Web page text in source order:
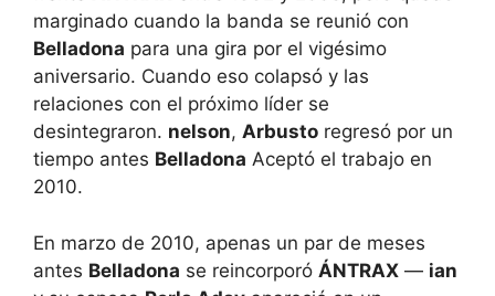
marginado cuando la banda se reunió con
Belladona para una gira por el vigésimo
aniversario. Cuando eso colapsó y las
relaciones con el próximo líder se
desintegraron. nelson, Arbusto regresó por un
tiempo antes Belladona Aceptó el trabajo en
2010.
En marzo de 2010, apenas un par de meses
antes Belladona se reincorporó ÁNTRAX — ian